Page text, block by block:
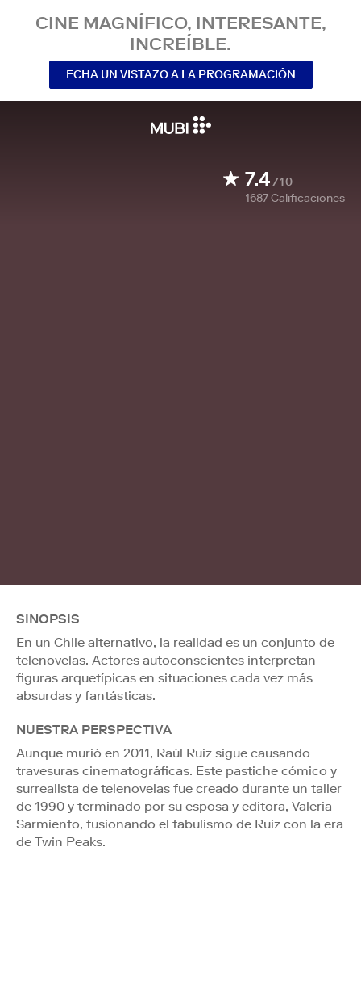
CINE MAGNÍFICO, INTERESANTE,
INCREÍBLE.
ECHA UN VISTAZO A LA PROGRAMACIÓN
7.4/10
1687Calificaciones
SINOPSIS
En un Chile alternativo, la realidad es un conjunto de
telenovelas. Actores autoconscientes interpretan
figuras arquetípicas en situaciones cada vez más
absurdas y fantásticas.
NUESTRA PERSPECTIVA
Aunque murió en 2011, Raúl Ruiz sigue causando
travesuras cinematográficas. Este pastiche cómico y
surrealista de telenovelas fue creado durante un taller
de 1990 y terminado por su esposa y editora, Valeria
Sarmiento, fusionando el fabulismo de Ruiz con la era
de Twin Peaks.